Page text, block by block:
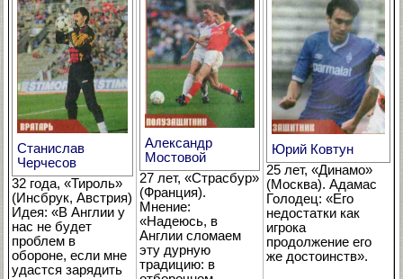
Станислав
Черчесов
32 года, «Тироль»
(Инсбрук, Австрия)
Идея: «В Англии у
нас не будет
проблем в
обороне, если мне
удастся зарядить
Александр
Мостовой
27 лет, «Страсбур»
(Франция).
Мнение:
«Надеюсь, в
Англии сломаем
эту дурную
традицию: в
Юрий Ковтун
25 лет, «Динамо»
(Москва). Адамас
Голодец: «Его
недостатки как
игрока
продолжение его
же достоинств».